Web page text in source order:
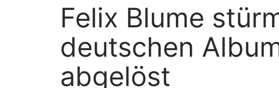
Felix Blume
deutschen
abgelöst